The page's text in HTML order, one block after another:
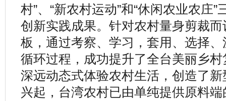
村”、“新农村运动”和“休闲农业农庄
创新实践成果。针对农村量身剪裁
板，通过考察、学习，套用、选择
循环过程，成功提升了全台美丽乡
深远动态式体验农村生活，创造了
兴起，台湾农村已由单纯提供原料